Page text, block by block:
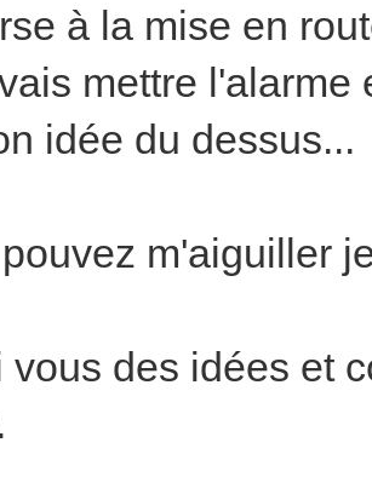
à la mise en
mettre
idée du dessus...
m'aiguiller
vous des idées et